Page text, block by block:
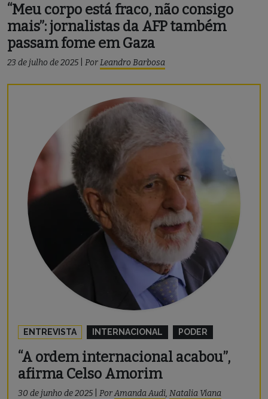
“Meu corpo está fraco, não consigo
mais”: jornalistas da AFP também
passam fome em Gaza
23 de julho de 2025 PorLeandro Barbosa
ENTREVISTA INTERNACIONAL PODER
“A ordem internacional acabou”,
afirma Celso Amorim
30 de junho de 2025 PorAmanda Audi, Natalia Viana